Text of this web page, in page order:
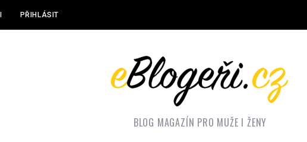
PŘIHLÁSIT
BLOG MAGAZÍN PRO MUŽE I ŽENY